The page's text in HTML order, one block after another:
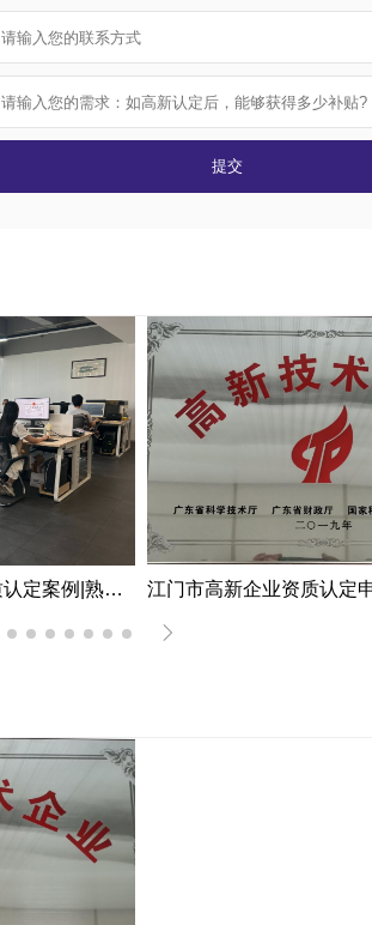
深圳市高新技术企业资质认定案例|熟练掌握国家高新企业资质认定